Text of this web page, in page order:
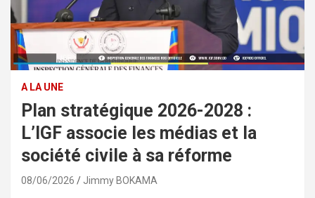
A LA UNE
Plan stratégique 2026-2028 :
L’IGF associe les médias et la
société civile à sa réforme
08/06/2026 Jimmy BOKAMA